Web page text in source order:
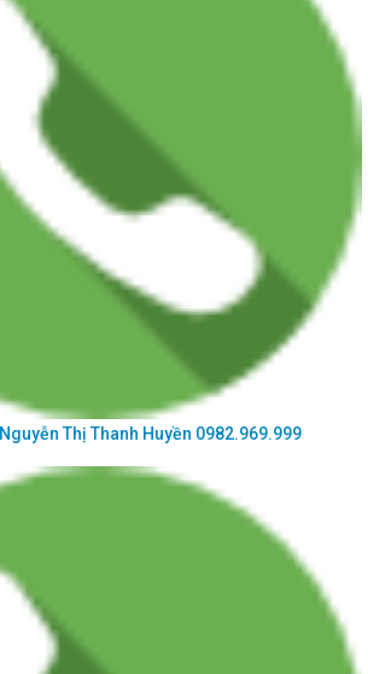
ngày 31/12/2025 Về việc tiếp nhận và trả kết quả
ngày 30/12/2025 Về việc tuyển chọn lần 2 tổ
Thị Thanh Huyền 0982.969.999